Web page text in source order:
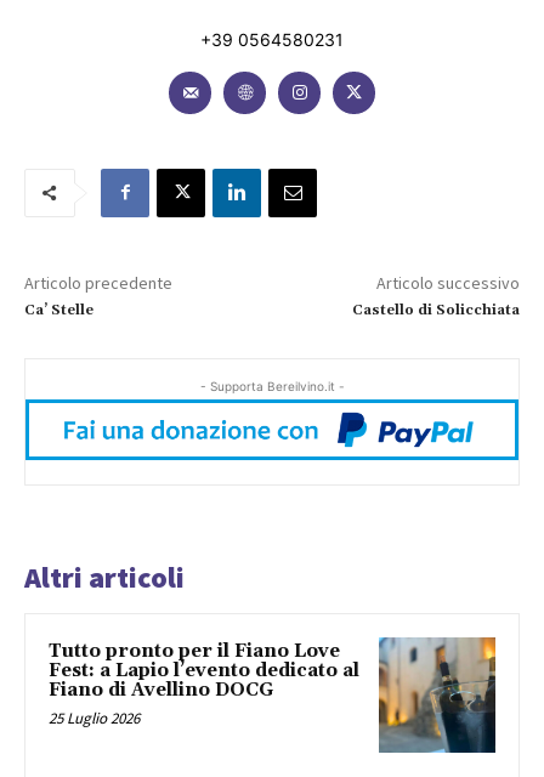
+39 0564580231
Articolo precedente
Ca’ Stelle
Articolo successivo
Castello di Solicchiata
- Supporta Bereilvino.it -
Altri articoli
Tutto pronto per il Fiano Love
Fest: a Lapio l’evento dedicato al
Fiano di Avellino DOCG
25 Luglio 2026